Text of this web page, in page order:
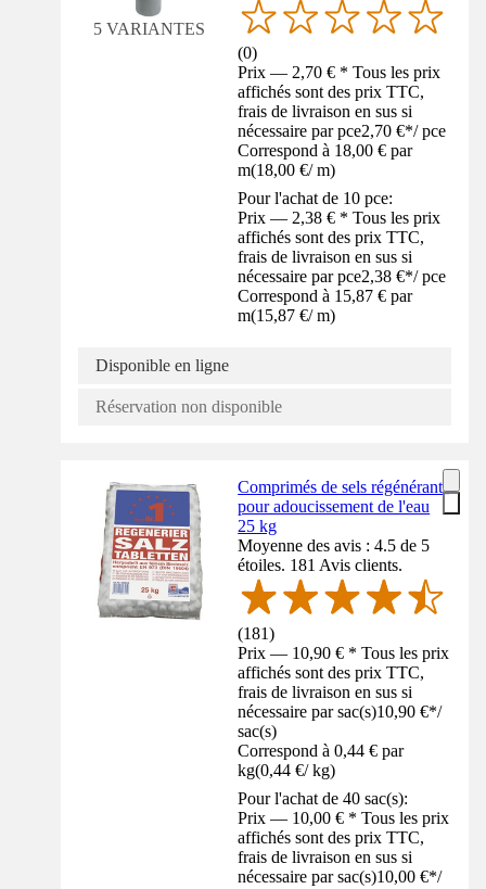
5 VARIANTES
(0)
Prix — 2,70 € * Tous les prix
affichés sont des prix TTC,
frais de livraison en sus si
nécessaire par pce2,70 €*/ pce
Correspond à 18,00 € par
m(18,00 €/ m)
Pour l'achat de 10 pce:
Prix — 2,38 € * Tous les prix
affichés sont des prix TTC,
frais de livraison en sus si
nécessaire par pce2,38 €*/ pce
Correspond à 15,87 € par
m(15,87 €/ m)
Disponible en ligne
Réservation non disponible
Comprimés de sels régénérants
pour adoucissement de l'eau
25 kg
Moyenne des avis : 4.5 de 5
étoiles. 181 Avis clients.
(181)
Prix — 10,90 € * Tous les prix
affichés sont des prix TTC,
frais de livraison en sus si
nécessaire par sac(s)10,90 €*/
sac(s)
Correspond à 0,44 € par
kg(0,44 €/ kg)
Pour l'achat de 40 sac(s):
Prix — 10,00 € * Tous les prix
affichés sont des prix TTC,
frais de livraison en sus si
nécessaire par sac(s)10,00 €*/